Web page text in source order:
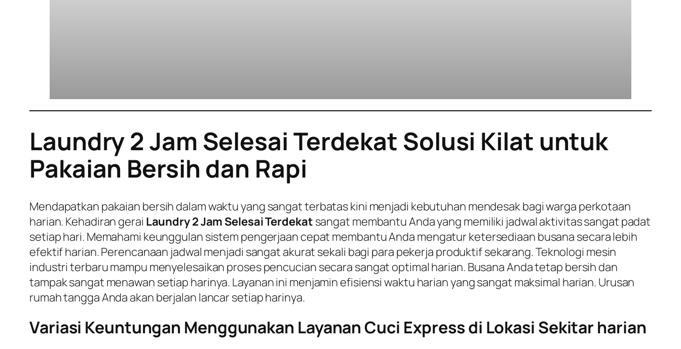
Laundry 2 Jam Selesai Terdekat Solusi Kilat untuk
Pakaian Bersih dan Rapi
Mendapatkan pakaian bersih dalam waktu yang sangat terbatas kini menjadi kebutuhan mendesak bagi warga perkotaan
harian. Kehadiran gerai Laundry 2 Jam Selesai Terdekat sangat membantu Anda yang memiliki jadwal aktivitas sangat padat
setiap hari. Memahami keunggulan sistem pengerjaan cepat membantu Anda mengatur ketersediaan busana secara lebih
efektif harian. Perencanaan jadwal menjadi sangat akurat sekali bagi para pekerja produktif sekarang. Teknologi mesin
industri terbaru mampu menyelesaikan proses pencucian secara sangat optimal harian. Busana Anda tetap bersih dan
tampak sangat menawan setiap harinya. Layanan ini menjamin efisiensi waktu harian yang sangat maksimal harian. Urusan
rumah tangga Anda akan berjalan lancar setiap harinya.
Variasi Keuntungan Menggunakan Layanan Cuci Express di Lokasi Sekitar harian